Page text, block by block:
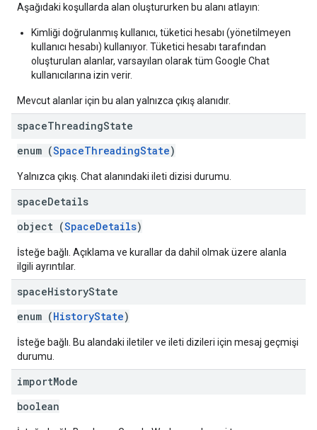
Aşağıdaki koşullarda alan oluştururken bu alanı atlayın:
Kimliği doğrulanmış kullanıcı, tüketici hesabı (yönetilmeyen
kullanıcı hesabı) kullanıyor. Tüketici hesabı tarafından
oluşturulan alanlar, varsayılan olarak tüm Google Chat
kullanıcılarına izin verir.
Mevcut alanlar için bu alan yalnızca çıkış alanıdır.
spaceThreadingState
enum (SpaceThreadingState)
Yalnızca çıkış. Chat alanındaki ileti dizisi durumu.
spaceDetails
object (SpaceDetails)
İsteğe bağlı. Açıklama ve kurallar da dahil olmak üzere alanla
ilgili ayrıntılar.
spaceHistoryState
enum (HistoryState)
İsteğe bağlı. Bu alandaki iletiler ve ileti dizileri için mesaj geçmişi
durumu.
importMode
boolean